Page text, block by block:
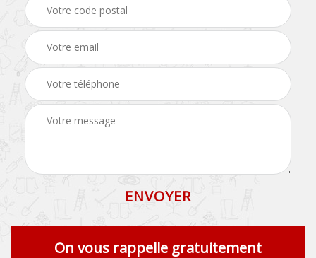
On vous rappelle gratuitement